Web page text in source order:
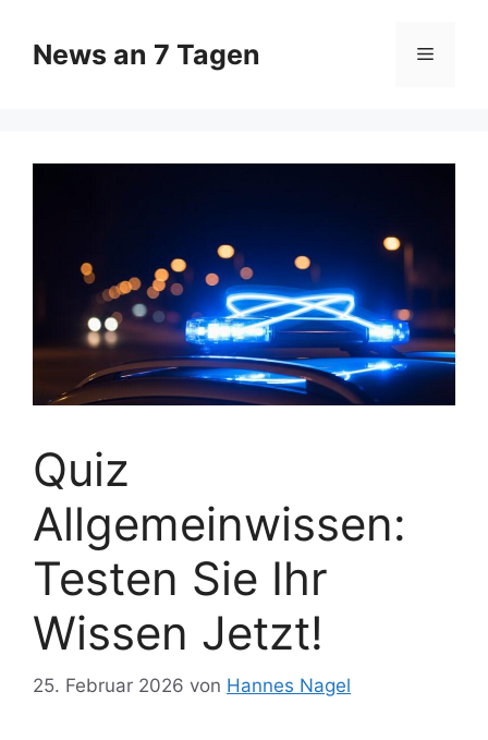
Inhalt
springen
News an 7 Tagen Menü
Quiz
Allgemeinwissen:
Testen Sie Ihr
Wissen Jetzt!
25. Februar 2026 von Hannes Nagel